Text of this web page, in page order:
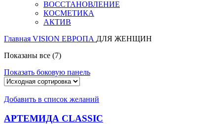
ВОССТАНОВЛЕНИЕ
КОСМЕТИКА
АКТИВ
Главная VISION ЕВРОПА ДЛЯ ЖЕНЩИН
Показаны все (7)
Показать боковую панель
Добавить в список желаний
АРТЕМИДА CLASSIC